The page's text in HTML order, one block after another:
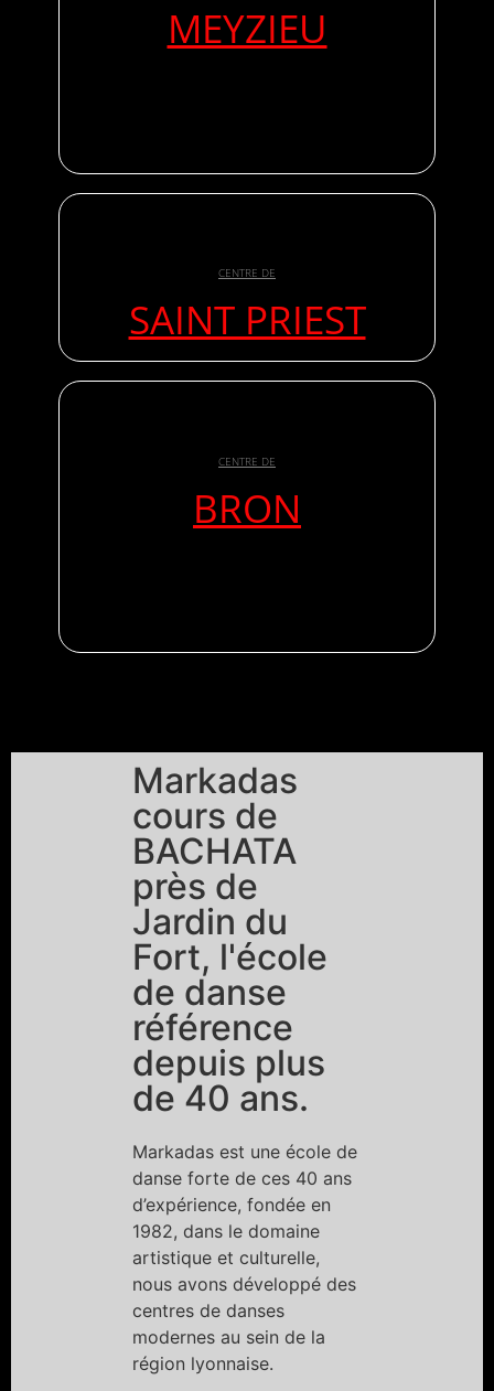
MEYZIEU
CENTRE DE
SAINT PRIEST
CENTRE DE
BRON
Markadas
cours de
BACHATA
près de
Jardin du
Fort, l'école
de danse
référence
depuis plus
de 40 ans.
Markadas est une école de
danse forte de ces 40 ans
d’expérience, fondée en
1982, dans le domaine
artistique et culturelle,
nous avons développé des
centres de danses
modernes au sein de la
région lyonnaise.